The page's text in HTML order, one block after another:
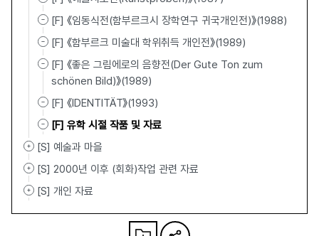
[F] 《임동식전(함부르크시 장학연구 귀국개인전)》(1988)
[F] 《함부르크 미술대 학위취득 개인전》(1989)
[F] 《좋은 그림에로의 음향전(Der Gute Ton zum
schönen Bild)》(1989)
[F] 《IDENTITÄT》(1993)
[F] 유학 시절 작품 및 자료
[S] 예술과 마을
[S] 2000년 이후 (회화)작업 관련 자료
[S] 개인 자료